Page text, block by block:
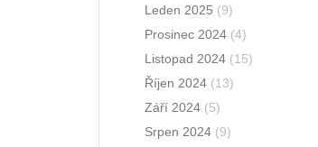
Leden 2025 (9)
Prosinec 2024 (4)
Listopad 2024 (15)
Říjen 2024 (13)
Září 2024 (5)
Srpen 2024 (9)